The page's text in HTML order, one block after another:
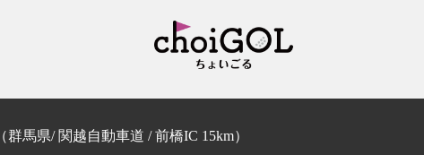
（群馬県/ 関越自動車道 / 前橋IC 15km）